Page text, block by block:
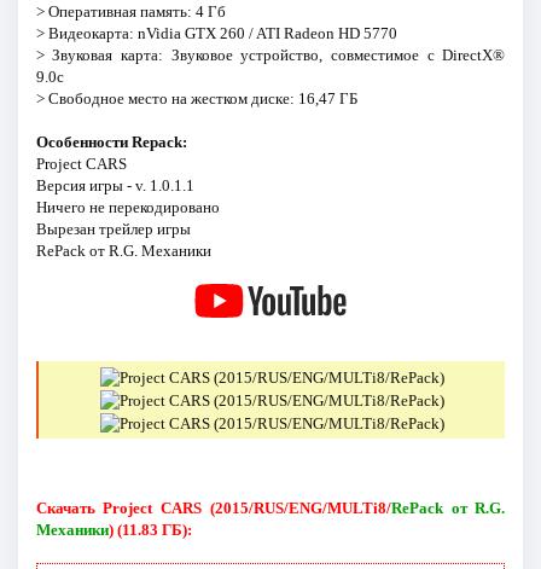
> Оперативная память: 4 Гб
> Видеокарта: nVidia GTX 260 / ATI Radeon HD 5770
> Звуковая карта: Звуковое устройство, совместимое с DirectX®
9.0с
> Свободное место на жестком диске: 16,47 ГБ
Особенности Repack:
Project CARS
Версия игры - v. 1.0.1.1
Ничего не перекодировано
Вырезан трейлер игры
RePack от R.G. Механики
Скачать Project CARS (2015/RUS/ENG/MULTi8/RePack от R.G.
Механики) (11.83 ГБ):